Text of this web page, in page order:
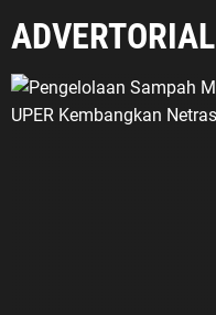
ADVERTORIAL